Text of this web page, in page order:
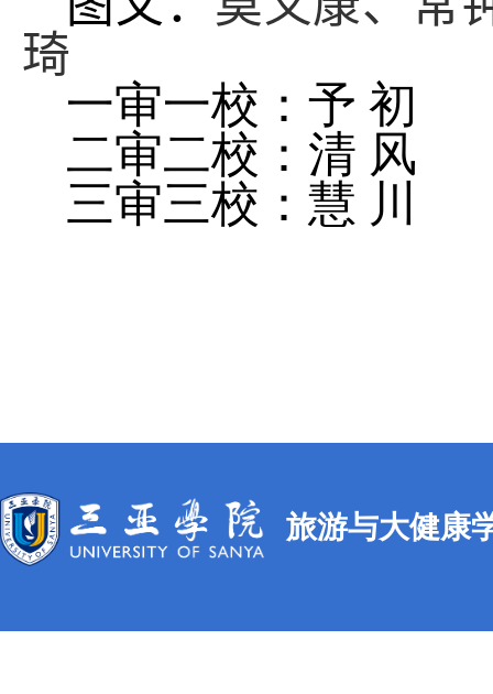
琦
一审一校：予 初
二审二校：清 风
三审三校：慧 川
旅游与大健康